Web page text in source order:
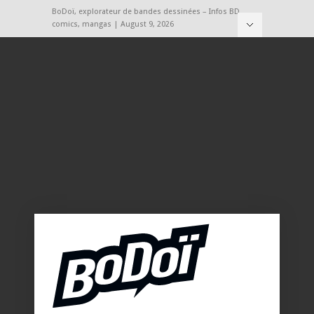
BoDoï, explorateur de bandes dessinées – Infos BD,
comics, mangas | August 9, 2026